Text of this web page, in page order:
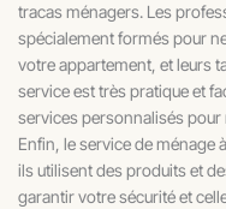
tracas ménagers. Les
spécialement formés pour
votre appartement, et leurs
service est très pratique et
services personnalisés
Enfin, le service de ménage
ils utilisent des produits et
garantir votre sécurité et